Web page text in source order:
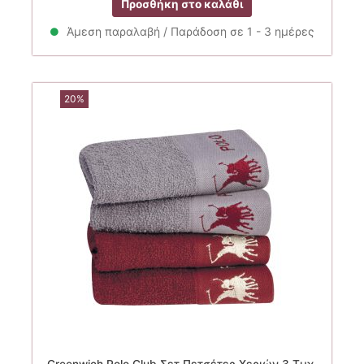
was:
22.90€.
τιμή
είναι:
Προσθήκη στο καλάθι
Άμεση παραλαβή / Παράδοση σε 1 - 3 ημέρες
20%